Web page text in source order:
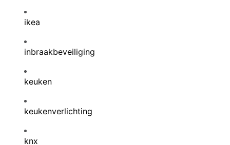
ikea
inbraakbeveiliging
keuken
keukenverlichting
knx